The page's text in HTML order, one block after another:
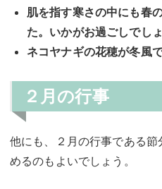
肌を指す寒さの中にも春
た。いかがお過ごしでしょ
ネコヤナギの花穂が冬風
２月の行事
他にも、２月の行事である
めるのもよいでしょう。